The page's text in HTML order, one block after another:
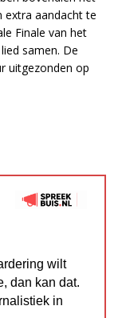
extra aandacht te
Finale van het
samen. De
uitgezonden op
wilt
dan kan dat.
in